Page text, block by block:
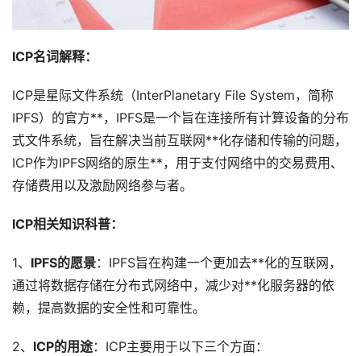
ICP名词解释：
ICP是星际文件系统（InterPlanetary File System，简称
IPFS）的官方**，IPFS是一个旨在连接所有计算设备的分布
式文件系统，旨在解决当前互联网**化存储和传输的问题，
ICP作为IPFS网络的原生**，用于支付网络中的交易费用、
存储费用以及激励网络参与者。
ICP相关知识科普：
1、 IPFS的愿景：IPFS旨在构建一个更加去**化的互联网，
通过将数据存储在分布式网络中，减少对**化服务器的依
赖，提高数据的安全性和可靠性。
2、 ICP的用途：ICP主要用于以下三个方面：